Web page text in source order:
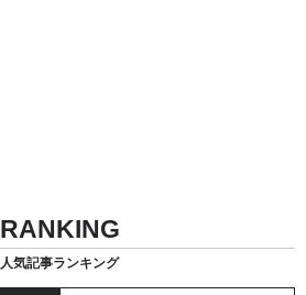
RANKING
人気記事ランキング